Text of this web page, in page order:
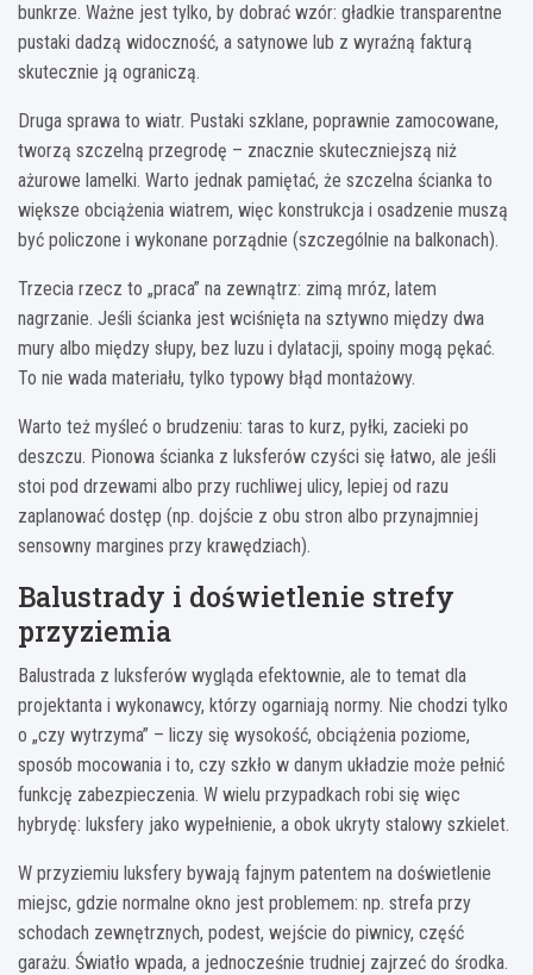
bunkrze. Ważne jest tylko, by dobrać wzór: gładkie transparentne
pustaki dadzą widoczność, a satynowe lub z wyraźną fakturą
skutecznie ją ograniczą.
Druga sprawa to wiatr. Pustaki szklane, poprawnie zamocowane,
tworzą szczelną przegrodę – znacznie skuteczniejszą niż
ażurowe lamelki. Warto jednak pamiętać, że szczelna ścianka to
większe obciążenia wiatrem, więc konstrukcja i osadzenie muszą
być policzone i wykonane porządnie (szczególnie na balkonach).
Trzecia rzecz to „praca” na zewnątrz: zimą mróz, latem
nagrzanie. Jeśli ścianka jest wciśnięta na sztywno między dwa
mury albo między słupy, bez luzu i dylatacji, spoiny mogą pękać.
To nie wada materiału, tylko typowy błąd montażowy.
Warto też myśleć o brudzeniu: taras to kurz, pyłki, zacieki po
deszczu. Pionowa ścianka z luksferów czyści się łatwo, ale jeśli
stoi pod drzewami albo przy ruchliwej ulicy, lepiej od razu
zaplanować dostęp (np. dojście z obu stron albo przynajmniej
sensowny margines przy krawędziach).
Balustrady i doświetlenie strefy
przyziemia
Balustrada z luksferów wygląda efektownie, ale to temat dla
projektanta i wykonawcy, którzy ogarniają normy. Nie chodzi tylko
o „czy wytrzyma” – liczy się wysokość, obciążenia poziome,
sposób mocowania i to, czy szkło w danym układzie może pełnić
funkcję zabezpieczenia. W wielu przypadkach robi się więc
hybrydę: luksfery jako wypełnienie, a obok ukryty stalowy szkielet.
W przyziemiu luksfery bywają fajnym patentem na doświetlenie
miejsc, gdzie normalne okno jest problemem: np. strefa przy
schodach zewnętrznych, podest, wejście do piwnicy, część
garażu. Światło wpada, a jednocześnie trudniej zajrzeć do środka.